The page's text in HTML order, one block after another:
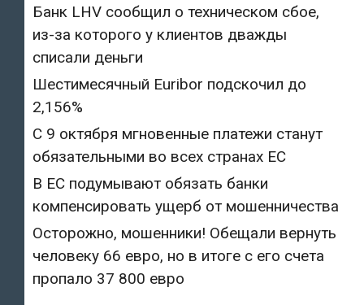
Банк LHV сообщил о техническом сбое,
из-за которого у клиентов дважды
списали деньги
Шестимесячный Euribor подскочил до
2,156%
С 9 октября мгновенные платежи станут
обязательными во всех странах ЕС
В ЕС подумывают обязать банки
компенсировать ущерб от мошенничества
Осторожно, мошенники! Обещали вернуть
человеку 66 евро, но в итоге с его счета
пропало 37 800 евро